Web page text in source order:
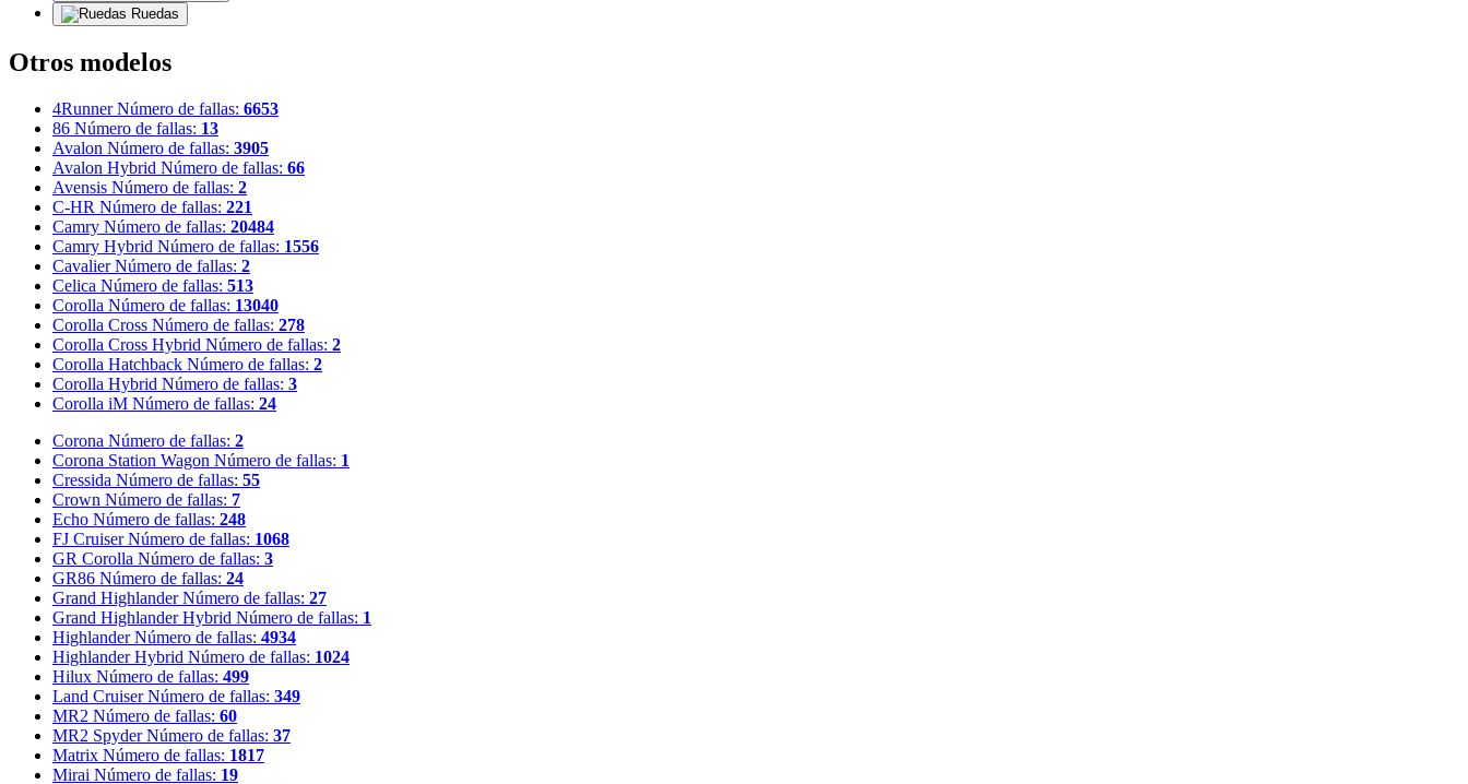
Ruedas
Otros modelos
4Runner Número de fallas: 6653
86 Número de fallas: 13
Avalon Número de fallas: 3905
Avalon Hybrid Número de fallas: 66
Avensis Número de fallas: 2
C-HR Número de fallas: 221
Camry Número de fallas: 20484
Camry Hybrid Número de fallas: 1556
Cavalier Número de fallas: 2
Celica Número de fallas: 513
Corolla Número de fallas: 13040
Corolla Cross Número de fallas: 278
Corolla Cross Hybrid Número de fallas: 2
Corolla Hatchback Número de fallas: 2
Corolla Hybrid Número de fallas: 3
Corolla iM Número de fallas: 24
Corona Número de fallas: 2
Corona Station Wagon Número de fallas: 1
Cressida Número de fallas: 55
Crown Número de fallas: 7
Echo Número de fallas: 248
FJ Cruiser Número de fallas: 1068
GR Corolla Número de fallas: 3
GR86 Número de fallas: 24
Grand Highlander Número de fallas: 27
Grand Highlander Hybrid Número de fallas: 1
Highlander Número de fallas: 4934
Highlander Hybrid Número de fallas: 1024
Hilux Número de fallas: 499
Land Cruiser Número de fallas: 349
MR2 Número de fallas: 60
MR2 Spyder Número de fallas: 37
Matrix Número de fallas: 1817
Mirai Número de fallas: 19